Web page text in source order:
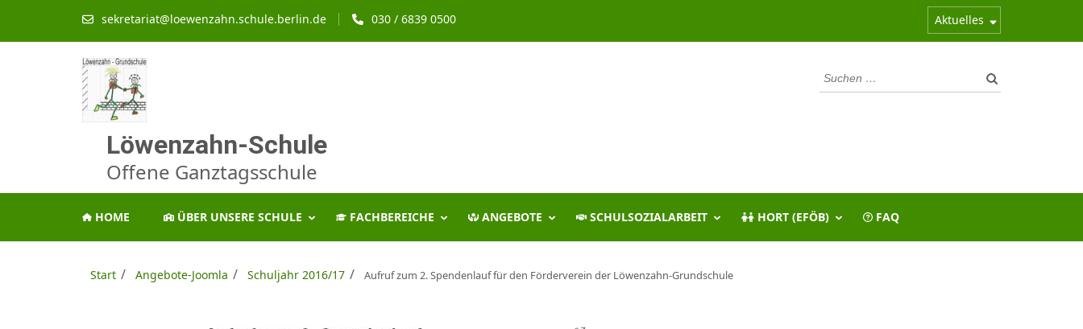
sekretariat@loewenzahn.schule.berlin.de 030 / 6839 0500 Aktuelles
Löwenzahn-Schule
Offene Ganztagsschule
Suchen
nach:
HOME ÜBER UNSERE SCHULE FACHBEREICHE ANGEBOTE SCHULSOZIALARBEIT HORT (EFÖB) FAQ
Start / Angebote-Joomla / Schuljahr 2016/17 / Aufruf zum 2. Spendenlauf für den Förderverein der Löwenzahn-Grundschule